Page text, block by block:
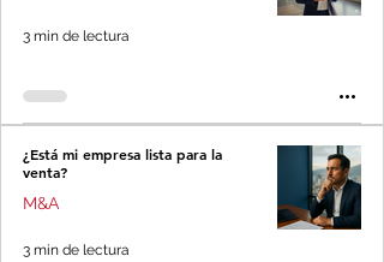
3 min de lectura
¿Está mi empresa lista para la
venta?
M&A
3 min de lectura